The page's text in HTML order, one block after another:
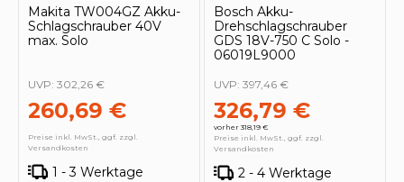
Makita TW004GZ Akku-
Schlagschrauber 40V
max. Solo
260,69 €
UVP: 302,26 €
Preise inkl. MwSt., ggf. zzgl.
Versandkosten
1 - 3 Werktage
Bosch Akku-
Drehschlagschrauber
GDS 18V-750 C Solo -
06019L9000
326,79 €
vorher 318,19 €
UVP: 397,46 €
Preise inkl. MwSt., ggf. zzgl.
Versandkosten
2 - 4 Werktage